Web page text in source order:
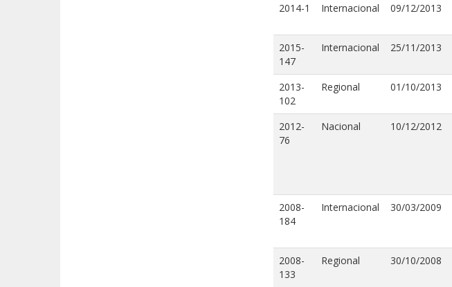
2014-1 Internacional 09/12/2013
2015-
147
Internacional 25/11/2013
2013-
102
Regional 01/10/2013
2012-
76
Nacional 10/12/2012
2008-
184
Internacional 30/03/2009
2008-
133
Regional 30/10/2008